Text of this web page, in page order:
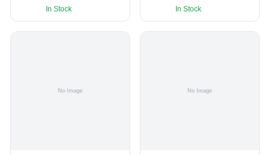
In Stock In Stock